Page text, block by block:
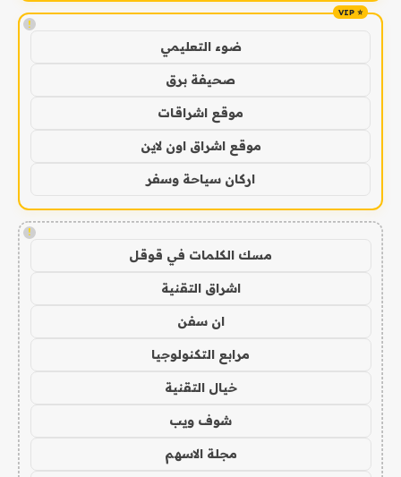
!
ضوء التعليمي
صحيفة برق
موقع اشراقات
موقع اشراق اون لاين
اركان سياحة وسفر
!
مسك الكلمات في قوقل
اشراق التقنية
ان سفن
مرابع التكنولوجيا
خيال التقنية
شوف ويب
مجلة الاسهم